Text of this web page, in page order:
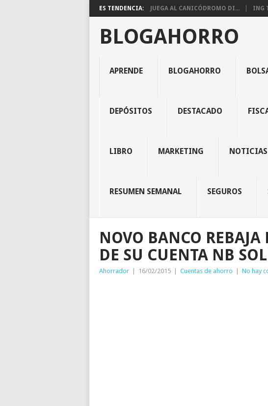
ES TENDENCIA: JUEGA AL CANICÓDROMO DI... ING
BLOGAHORRO
APRENDE BLOGAHORRO
DEPÓSITOS DESTACADO
LIBRO MARKETING NOTICIAS
RESUMEN SEMANAL SEGUROS
NOVO BANCO
DE SU CUENTA NB
Ahorrador 16/02/2015 Cuentas de ahorro No hay